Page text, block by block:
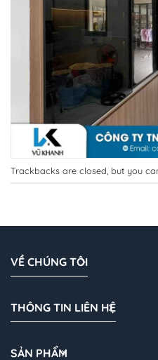
Trackbacks are closed, but you
VỀ CHÚNG TÔI
THÔNG TIN LIÊN HỆ
SẢN PHẨM